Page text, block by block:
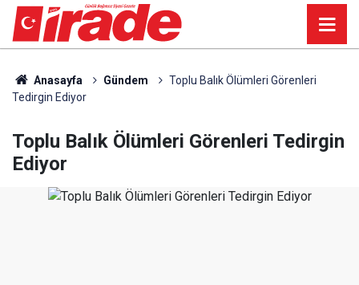
Anasayfa Gündem
Toplu Balık Ölümleri Görenleri
Tedirgin Ediyor
Toplu Balık Ölümleri Görenleri Tedirgin
Ediyor